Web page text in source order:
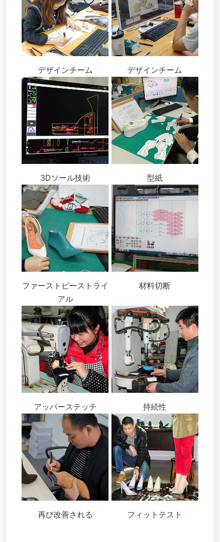
デザインチーム デザインチーム
3Dソール技術 型紙
ファーストピーストライ
アル
材料切断
アッパーステッチ 持続性
再び改善される フィットテスト